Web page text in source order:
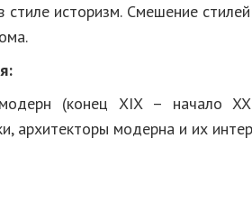
стиле историзм. Смешение
(конец XIX – начало
архитекторы модерна и их